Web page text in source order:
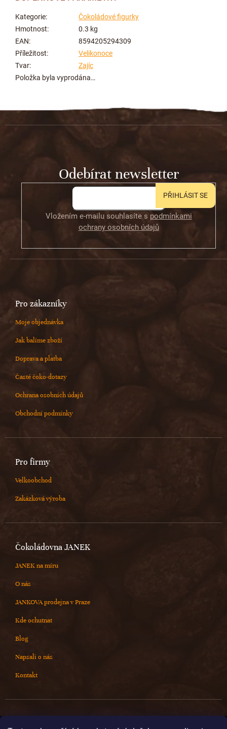
Kategorie:
Čokoládové figurky
Hmotnost:
0.3 kg
EAN:
8594205294309
Příležitost:
Velikonoce
Tvar:
Zajíc
Položka byla vyprodána…
Z
Odebírat newsletter
Vložením e-mailu souhlasíte s podmínkami
ochrany osobních údajů
PŘIHLÁSIT SE
Pro zákazníky
Moje objednávka
Jak balíme zboží
Doprava a platba
Časté čoko-dotazy
Ochrana osobních údajů
Obchodní podmínky
Pro firmy
Velkoobchod
Zakázková výroba
Čokoládovna JANEK
JANEK na míru
O nás
JANKOVA prodejna v Praze
Kde ochutnat
Blog
Napsali o nás
Kontakt